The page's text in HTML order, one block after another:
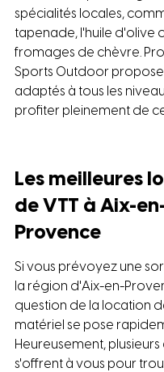
spécialités locales,
tapenade, l'huile d'olive
fromages de chèvre.
Sports Outdoor propose
adaptés à tous les
profiter pleinement de
Les meilleures
de VTT à Aix-
Provence
Si vous prévoyez une
la région d'Aix-en-
question de la location
matériel se pose
Heureusement,
s'offrent à vous pour